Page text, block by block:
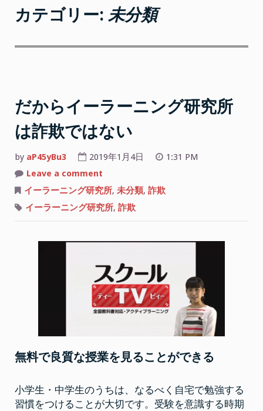
カテゴリー: 未分類
だからイーラーニング研究所
は詐欺ではない
by aP45yBu3 2019年1月4日
1:31 PM
Leave a comment
か
ら
イ
ー
ニ
研
究
所
は
詐
欺
で
イーラーニング研究所, 未分類, 詐欺
イーラーニング研究所, 詐欺
無料で良質な授業を見ることができる
小学生・中学生のうちは、なるべく自宅で勉強する
習慣をつけることが大切です。受験を意識する時期